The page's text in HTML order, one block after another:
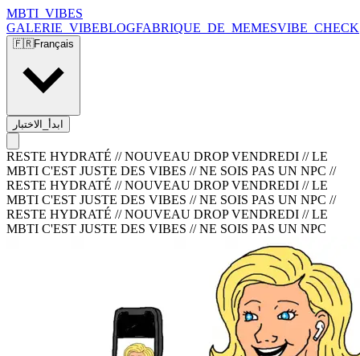
MBTI_VIBES
GALERIE_VIBEBLOGFABRIQUE_DE_MEMESVIBE_CHECK
🇫🇷Français
ابدأ_الاختبار
RESTE HYDRATÉ // NOUVEAU DROP VENDREDI // LE
MBTI C'EST JUSTE DES VIBES // NE SOIS PAS UN NPC //
RESTE HYDRATÉ // NOUVEAU DROP VENDREDI // LE
MBTI C'EST JUSTE DES VIBES // NE SOIS PAS UN NPC //
RESTE HYDRATÉ // NOUVEAU DROP VENDREDI // LE
MBTI C'EST JUSTE DES VIBES // NE SOIS PAS UN NPC